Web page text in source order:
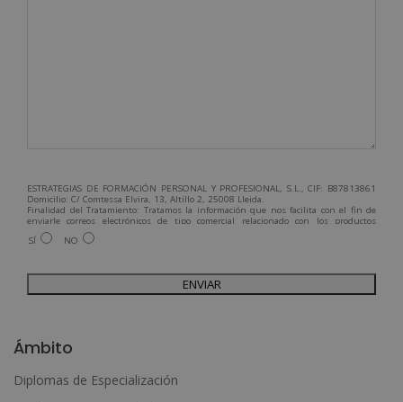
ESTRATEGIAS DE FORMACIÓN PERSONAL Y PROFESIONAL, S.L., CIF: B87813861
Domicilio: C/ Comtessa Elvira, 13, Altillo 2, 25008 Lleida.
Finalidad del Tratamiento: Tratamos la información que nos facilita con el fin de
enviarle correos electrónicos de tipo comercial relacionado con los productos
ofrecidos y otros tipo de productos que fueran de su interés.
Legitimación del tratamiento: Consentimiento del interesado.
Para más información consulte nuestra Política de Privacidad.
Desea recibir información comercial (vía telefónica y/o email):
SÍ NO
e
Ámbito
Diplomas de Especialización